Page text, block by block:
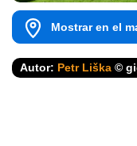
Mostrar en el
Autor: Petr Liška ©